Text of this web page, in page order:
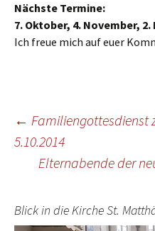
Nächste Termine:
7. Oktober, 4. November, 2.
Ich freue mich auf euer
← Familiengottesdienst
5.10.2014
Elternabende der
Blick in die Kirche St.